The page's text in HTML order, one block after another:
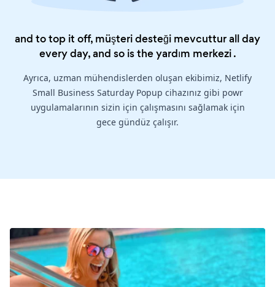
and to top it off, müşteri desteği mevcuttur all day
every day, and so is theyardım merkezi.
Ayrıca, uzman mühendislerden oluşan ekibimiz, Netlify
Small Business Saturday Popup cihazınız gibi powr
uygulamalarının sizin için çalışmasını sağlamak için
gece gündüz çalışır.